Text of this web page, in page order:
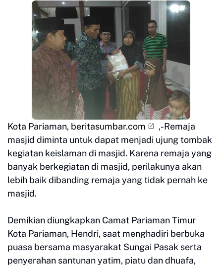
Kota Pariaman, beritasumbar.com
,-Remaja
masjid diminta untuk dapat menjadi ujung tombak
kegiatan keislaman di masjid. Karena remaja yang
banyak berkegiatan di masjid, perilakunya akan
lebih baik dibanding remaja yang tidak pernah ke
masjid.
Demikian diungkapkan Camat Pariaman Timur
Kota Pariaman, Hendri, saat menghadiri berbuka
puasa bersama masyarakat Sungai Pasak serta
penyerahan santunan yatim, piatu dan dhuafa,